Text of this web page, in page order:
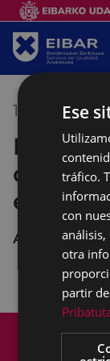
10/11/2022
Andretxea
Ese
tráfico.
con
otra
partir